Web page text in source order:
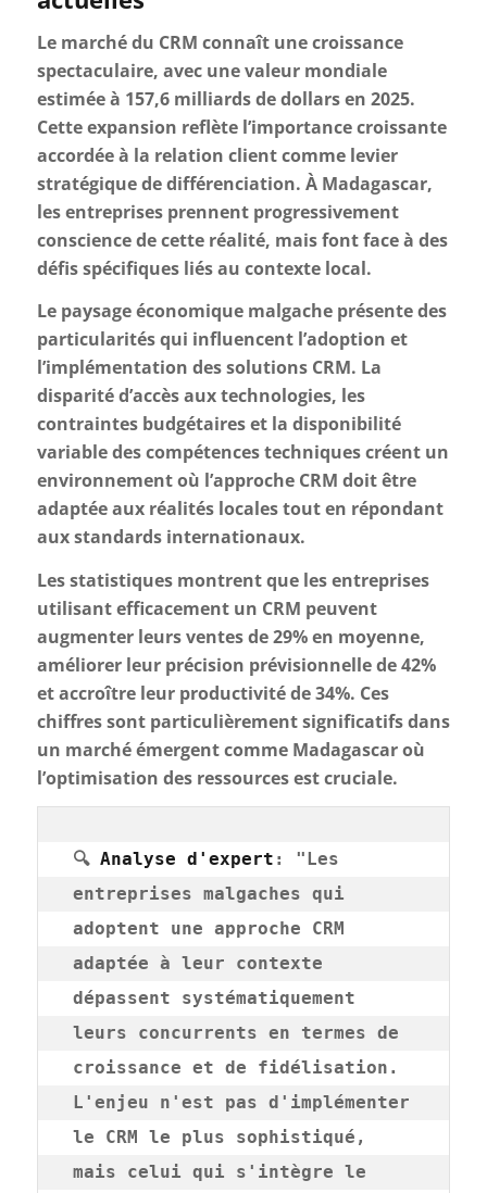
Le marché du CRM connaît une croissance
spectaculaire, avec une valeur mondiale
estimée à 157,6 milliards de dollars en 2025.
Cette expansion reflète l’importance croissante
accordée à la relation client comme levier
stratégique de différenciation. À Madagascar,
les entreprises prennent progressivement
conscience de cette réalité, mais font face à des
défis spécifiques liés au contexte local.
Le paysage économique malgache présente des
particularités qui influencent l’adoption et
l’implémentation des solutions CRM. La
disparité d’accès aux technologies, les
contraintes budgétaires et la disponibilité
variable des compétences techniques créent un
environnement où l’approche CRM doit être
adaptée aux réalités locales tout en répondant
aux standards internationaux.
Les statistiques montrent que les entreprises
utilisant efficacement un CRM peuvent
augmenter leurs ventes de 29% en moyenne,
améliorer leur précision prévisionnelle de 42%
et accroître leur productivité de 34%. Ces
chiffres sont particulièrement significatifs dans
un marché émergent comme Madagascar où
l’optimisation des ressources est cruciale.
🔍 Analyse d'expert : "Les
entreprises malgaches qui
adoptent une approche CRM
adaptée à leur contexte
dépassent systématiquement
leurs concurrents en termes de
croissance et de fidélisation.
L'enjeu n'est pas d'implémenter
le CRM le plus sophistiqué,
mais celui qui s'intègre le